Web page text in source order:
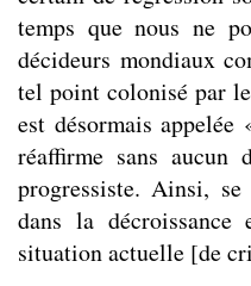
temps que nous ne
décideurs mondiaux
tel point colonisé par
est désormais
réaffirme sans aucun
progressiste. Ainsi,
dans la
situation actuelle [de